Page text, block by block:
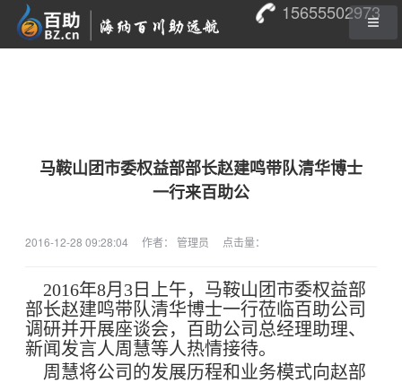
15655502973
马鞍山团市委权益部部长赵建鸣带队清华博士
一行来百助公
2016-12-28 09:28:04 作者： 管理员 点击量：
2016年8月3日上午，马鞍山团市委权益部
部长赵建鸣带队清华博士一行莅临百助公司
调研并开展座谈会，百助公司总经理助理、
新闻发言人周慧等人热情接待。
周慧将公司的发展历程和业务模式向赵部